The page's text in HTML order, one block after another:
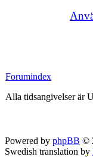
Forumindex
Alla tidsangivelser är
Powered by phpBB ©
Swedish translation by